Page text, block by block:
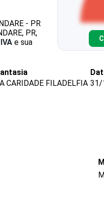
- PR
PR,
e sua
CARIDADE FILADELFIA 31/